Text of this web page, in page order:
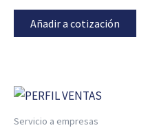
Añadir a cotización
Servicio a empresas